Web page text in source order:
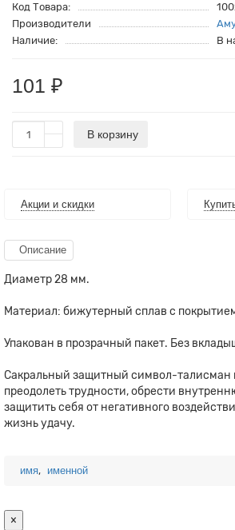
Код Товара:
Производители
Наличие:
В
101 ₽
В корзину
Акции и скидки
Описание
Диаметр 28 мм.
Материал: бижутерный сплав с
Упакован в прозрачный пакет. Без
Сакральный защитный символ-талисман
преодолеть трудности, обрести
защитить себя от негативного
жизнь удачу.
имя, именной
×